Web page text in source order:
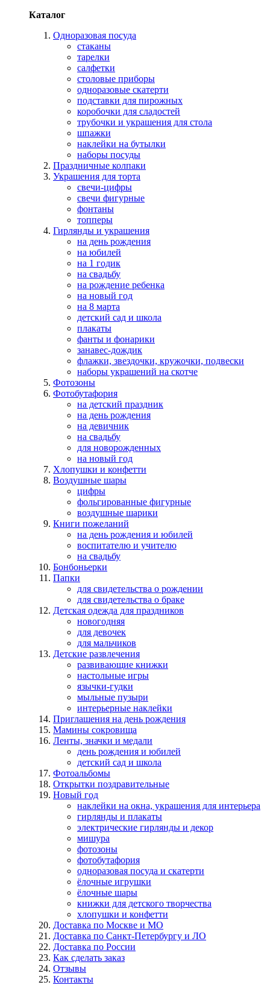
Каталог
Одноразовая посуда
стаканы
тарелки
салфетки
столовые приборы
одноразовые скатерти
подставки для пирожных
коробочки для сладостей
трубочки и украшения для стола
шпажки
наклейки на бутылки
наборы посуды
Праздничные колпаки
Украшения для торта
свечи-цифры
свечи фигурные
фонтаны
топперы
Гирлянды и украшения
на день рождения
на юбилей
на 1 годик
на свадьбу
на рождение ребенка
на новый год
на 8 марта
детский сад и школа
плакаты
фанты и фонарики
занавес-дождик
флажки, звездочки, кружочки, подвески
наборы украшений на скотче
Фотозоны
Фотобутафория
на детский праздник
на день рождения
на девичник
на свадьбу
для новорожденных
на новый год
Хлопушки и конфетти
Воздушные шары
цифры
фольгированные фигурные
воздушные шарики
Книги пожеланий
на день рождения и юбилей
воспитателю и учителю
на свадьбу
Бонбоньерки
Папки
для свидетельства о рождении
для свидетельства о браке
Детская одежда для праздников
новогодняя
для девочек
для мальчиков
Детские развлечения
развивающие книжки
настольные игры
язычки-гудки
мыльные пузыри
интерьерные наклейки
Приглашения на день рождения
Мамины сокровища
Ленты, значки и медали
день рождения и юбилей
детский сад и школа
Фотоальбомы
Открытки поздравительные
Новый год
наклейки на окна, украшения для интерьера
гирлянды и плакаты
электрические гирлянды и декор
мишура
фотозоны
фотобутафория
одноразовая посуда и скатерти
ёлочные игрушки
ёлочные шары
книжки для детского творчества
хлопушки и конфетти
Доставка по Москве и МО
Доставка по Санкт-Петербургу и ЛО
Доставка по России
Как сделать заказ
Отзывы
Контакты